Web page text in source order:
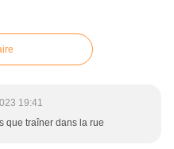
19:41
que traîner dans la rue